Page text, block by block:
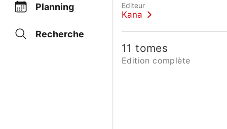
Planning
Recherche
Editeur
Kana
11 tomes
Edition complète